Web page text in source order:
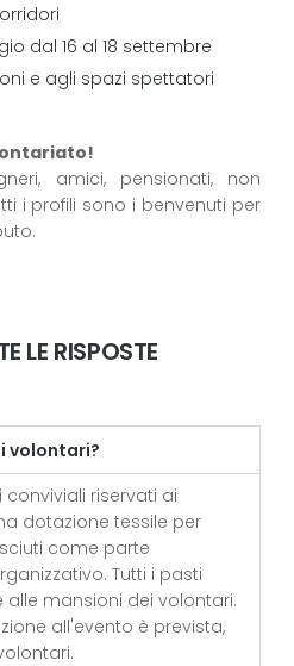
dal 16 al 18 settembre
e agli spazi spettatori
amici, pensionati, non
i profili sono i benvenuti per
LE RISPOSTE
volontari?
riservati ai
dotazione tessile per
come parte
Tutti i pasti
mansioni dei volontari.
all'evento è prevista,